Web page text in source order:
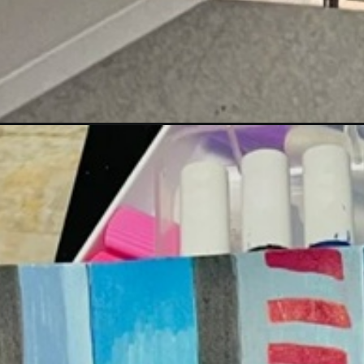
Đang mở https://mautranhve.vn/tranh-ve-thanh-pho-hien-